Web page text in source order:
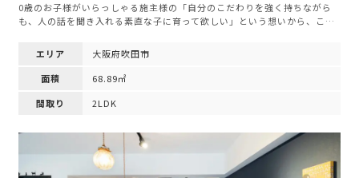
0歳のお子様がいらっしゃる施主様の「自分のこだわりを強く持ちながら
も、人の話を聞き入れる素直な子に育って欲しい」という想いから、こ…
エリア
大阪府吹田市
面積
68.89㎡
間取り
2LDK